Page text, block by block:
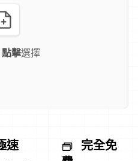
點擊選擇
速
完全免